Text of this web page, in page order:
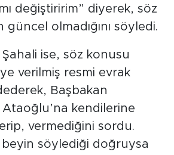
değiştiririm” diyerek, söz
güncel olmadığını söyledi.
ise, söz konusu
verilmiş resmi evrak
Başbakan
Ataoğlu’na kendilerine
vermediğini sordu.
beyin söylediği doğruysa